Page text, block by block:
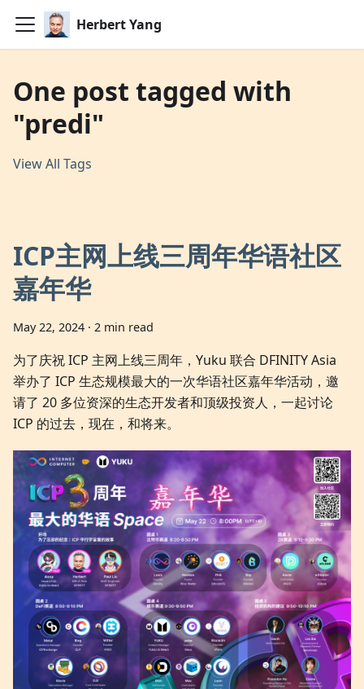
Herbert Yang
One post tagged with
"predi"
View All Tags
ICP主网上线三周年华语社区
嘉年华
May 22, 2024 · 2 min read
为了庆祝 ICP 主网上线三周年，Yuku 联合 DFINITY Asia
举办了 ICP 生态规模最大的一次华语社区嘉年华活动，邀
请了 20 多位资深的生态开发者和顶级投资人，一起讨论
ICP 的过去，现在，和将来。